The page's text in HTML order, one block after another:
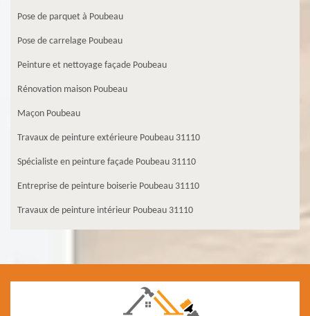
Pose de parquet à Poubeau
Pose de carrelage Poubeau
Peinture et nettoyage façade Poubeau
Rénovation maison Poubeau
Maçon Poubeau
Travaux de peinture extérieure Poubeau 31110
Spécialiste en peinture façade Poubeau 31110
Entreprise de peinture boiserie Poubeau 31110
Travaux de peinture intérieur Poubeau 31110